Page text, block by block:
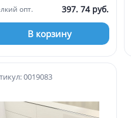
опт. 397. 74 руб.
В корзину
0019083